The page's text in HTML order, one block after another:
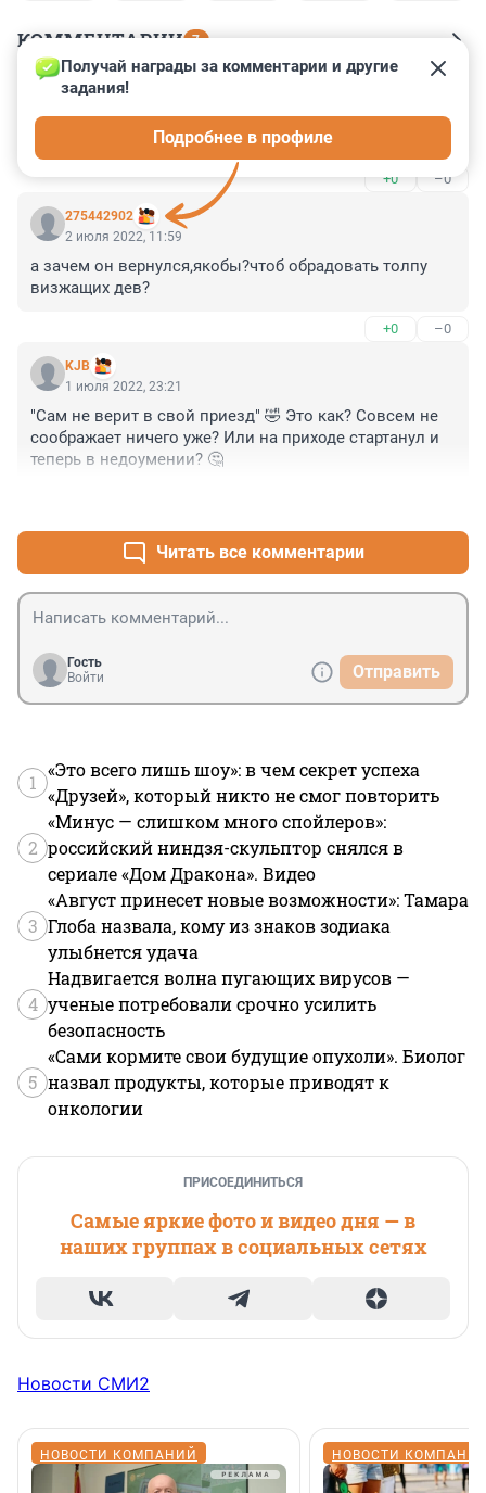
КОММЕНТАРИИ 7
Гость
Хорошо что он вернулся
+0 –0
275442902
Получай награды за комментарии и другие
задания!
Подробнее в профиле
2 июля 2022, 11:59
а зачем он вернулся,якобы?чтоб обрадовать толпу
визжащих дев?
+0 –0
KJB
1 июля 2022, 23:21
"Сам не верит в свой приезд" 🤣 Это как? Совсем не
соображает ничего уже? Или на приходе стартанул и
теперь в недоумении? 🤔
Читать все комментарии
Гость
Войти
Отправить
1
«Это всего лишь шоу»: в чем секрет успеха
«Друзей», который никто не смог повторить
2
«Минус — слишком много спойлеров»:
российский ниндзя-скульптор снялся в
сериале «Дом Дракона». Видео
3
«Август принесет новые возможности»: Тамара
Глоба назвала, кому из знаков зодиака
улыбнется удача
4
Надвигается волна пугающих вирусов —
ученые потребовали срочно усилить
безопасность
5
«Сами кормите свои будущие опухоли». Биолог
назвал продукты, которые приводят к
онкологии
ПРИСОЕДИНИТЬСЯ
Самые яркие фото и видео дня — в
наших группах в социальных сетях
Новости СМИ2
НОВОСТИ КОМПАНИЙ НОВОСТИ